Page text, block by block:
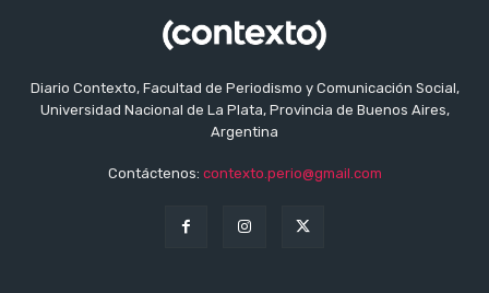
Diario Contexto, Facultad de Periodismo y Comunicación Social,
Universidad Nacional de La Plata, Provincia de Buenos Aires,
Argentina
Contáctenos: contexto.perio@gmail.com